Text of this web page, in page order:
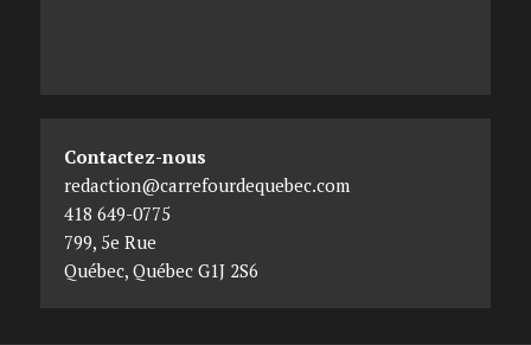
Contactez-nous
redaction@carrefourdequebec.com
418 649-0775
799, 5e Rue
Québec, Québec G1J 2S6